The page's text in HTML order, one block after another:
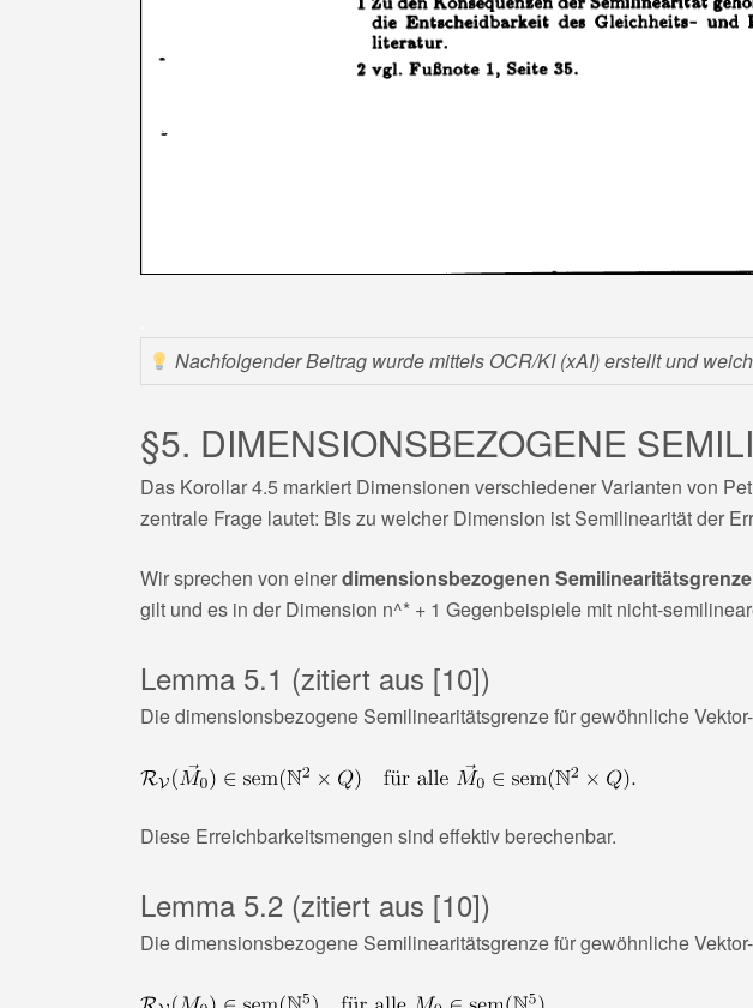
Nachfolgender Beitrag wurde mittels OCR/KI (xAI) erstellt und
§5. DIMENSIONSBEZOGENE
Das Korollar 4.5 markiert Dimensionen verschiedener Varianten von
zentrale Frage lautet: Bis zu welcher Dimension ist Semilinearität der
Wir sprechen von einerdimensionsbezogenen Semilinearitätsgrenze
gilt und es in der Dimension n^* + 1 Gegenbeispiele mit nicht-
Lemma 5.1 (zitiert aus [10])
Die dimensionsbezogene Semilinearitätsgrenze für gewöhnliche
Diese Erreichbarkeitsmengen sind effektiv berechenbar.
Lemma 5.2 (zitiert aus [10])
Die dimensionsbezogene Semilinearitätsgrenze für gewöhnliche